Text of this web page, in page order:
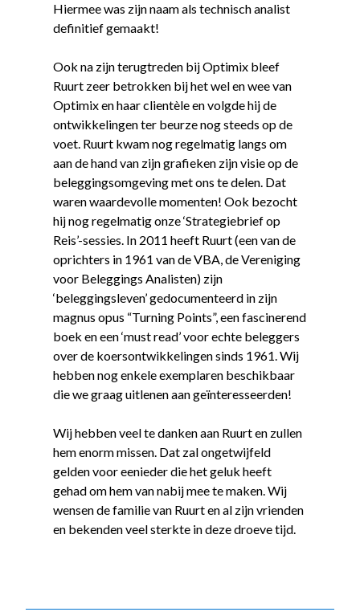
Hiermee was zijn naam als technisch analist
definitief gemaakt!
Ook na zijn terugtreden bij Optimix bleef
Ruurt zeer betrokken bij het wel en wee van
Optimix en haar clientèle en volgde hij de
ontwikkelingen ter beurze nog steeds op de
voet. Ruurt kwam nog regelmatig langs om
aan de hand van zijn grafieken zijn visie op de
beleggingsomgeving met ons te delen. Dat
waren waardevolle momenten! Ook bezocht
hij nog regelmatig onze ‘Strategiebrief op
Reis’-sessies. In 2011 heeft Ruurt (een van de
oprichters in 1961 van de VBA, de Vereniging
voor Beleggings Analisten) zijn
‘beleggingsleven’ gedocumenteerd in zijn
magnus opus “Turning Points”, een fascinerend
boek en een ‘must read’ voor echte beleggers
over de koersontwikkelingen sinds 1961. Wij
hebben nog enkele exemplaren beschikbaar
die we graag uitlenen aan geïnteresseerden!
Wij hebben veel te danken aan Ruurt en zullen
hem enorm missen. Dat zal ongetwijfeld
gelden voor eenieder die het geluk heeft
gehad om hem van nabij mee te maken. Wij
wensen de familie van Ruurt en al zijn vrienden
en bekenden veel sterkte in deze droeve tijd.